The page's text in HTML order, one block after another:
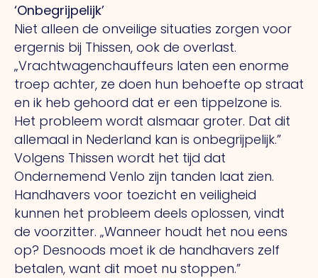
‘Onbegrijpelijk’
Niet alleen de onveilige situaties zorgen voor
ergernis bij Thissen, ook de overlast.
„Vrachtwagenchauffeurs laten een enorme
troep achter, ze doen hun behoefte op straat
en ik heb gehoord dat er een tippelzone is.
Het probleem wordt alsmaar groter. Dat dit
allemaal in Nederland kan is onbegrijpelijk.”
Volgens Thissen wordt het tijd dat
Ondernemend Venlo zijn tanden laat zien.
Handhavers voor toezicht en veiligheid
kunnen het probleem deels oplossen, vindt
de voorzitter. „Wanneer houdt het nou eens
op? Desnoods moet ik de handhavers zelf
betalen, want dit moet nu stoppen.”